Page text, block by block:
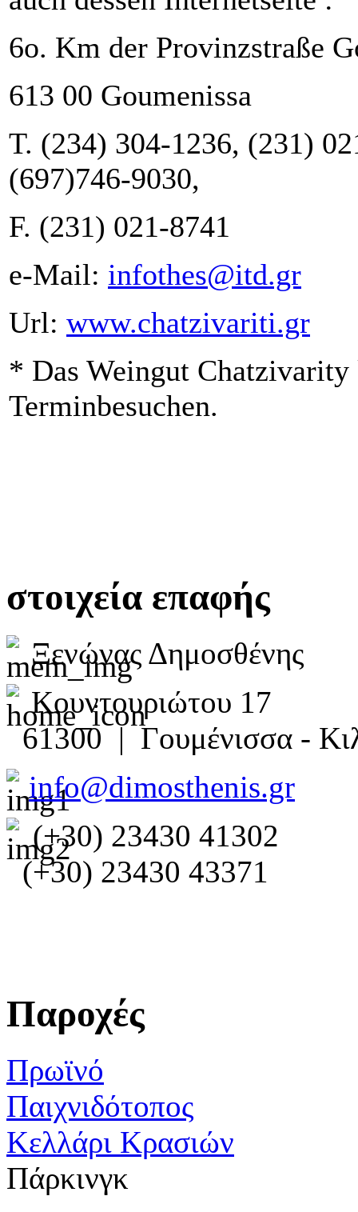
6ο. Km der Provinzstraße
613 00 Goumenissa
Τ. (234) 304-1236, (231)
(697)746-9030,
F. (231) 021-8741
e-Mail: infothes@itd.gr
Url: www.chatzivariti.gr
* Das Weingut Chatzivarity
Terminbesuchen.
στοιχεία επαφής
Ξενώνας Δημοσθένης
Κουντουριώτου 17
61300 | Γουμένισσα -
info@dimosthenis.gr
(+30) 23430 41302
(+30) 23430 43371
Παροχές
Πρωϊνό
Παιχνιδότοπος
Κελλάρι Κρασιών
Πάρκινγκ